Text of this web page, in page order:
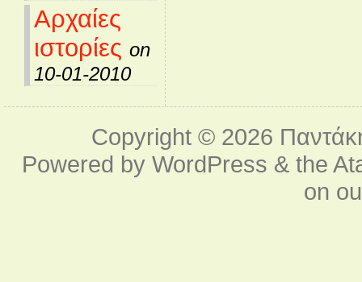
Αρχαίες
ιστορίες on
10-01-2010
Copyright © 2026
Powered byWordPress & the
on